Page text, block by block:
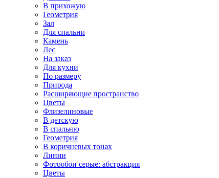
В прихожую
Геометрия
Зал
Для спальни
Камень
Лес
На заказ
Для кухни
По размеру
Природа
Расширяющие пространство
Цветы
Флизелиновые
В детскую
В спальню
Геометрия
В коричневых тонах
Линии
Фотообои серые: абстракция
Цветы